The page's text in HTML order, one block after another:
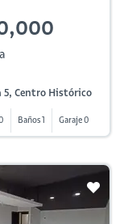
5, Centro Histórico
Baños 1 Garaje 0